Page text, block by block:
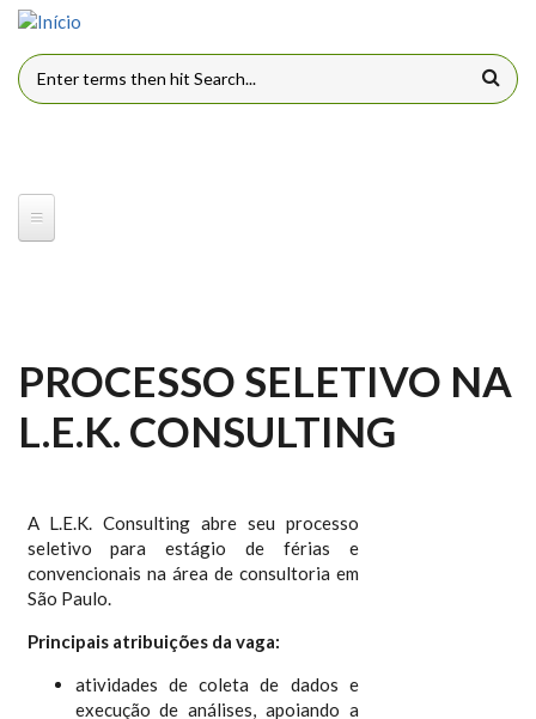
Pular para o conteúdo principal
FORMULÁRIO DE BUSCA
PROCESSO SELETIVO NA
L.E.K. CONSULTING
A L.E.K. Consulting abre seu processo
seletivo para estágio de férias e
convencionais na área de consultoria em
São Paulo.
Principais atribuições da vaga:
atividades de coleta de dados e
execução de análises, apoiando a